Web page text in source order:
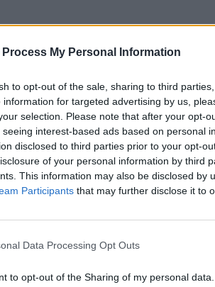
Process My Personal Information
to opt-out of the sale, sharing to third
information for targeted advertising by us,
selection. Please note that after your opt-
seeing interest-based ads based on personal
disclosed to third parties prior to your opt-
of your personal information by third
This information may also be disclosed by
Participants that may further disclose it to
Data Processing Opt Outs
to opt-out of the Sharing of my personal data.